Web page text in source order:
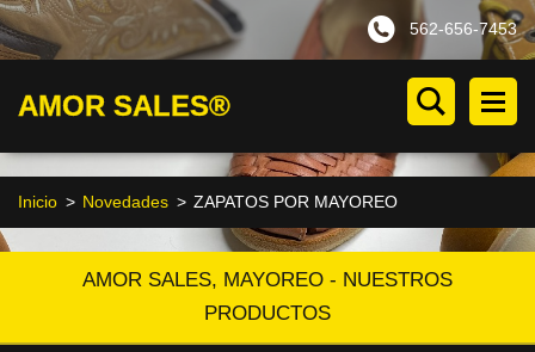
562-656-7453
AMOR SALES®
Inicio > Novedades > ZAPATOS POR MAYOREO
AMOR SALES, MAYOREO - NUESTROS
PRODUCTOS